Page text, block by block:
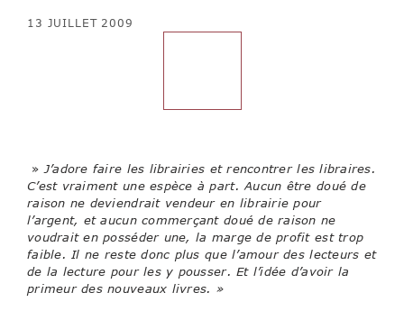
13 JUILLET 2009
» J’adore faire les librairies et rencontrer les libraires.
C’est vraiment une espèce à part. Aucun être doué de
raison ne deviendrait vendeur en librairie pour
l’argent, et aucun commerçant doué de raison ne
voudrait en posséder une, la marge de profit est trop
faible. Il ne reste donc plus que l’amour des lecteurs et
de la lecture pour les y pousser. Et l’idée d’avoir la
primeur des nouveaux livres. »